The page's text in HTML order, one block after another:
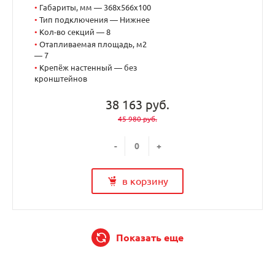
• Габариты, мм — 368x566x100
• Тип подключения — Нижнее
• Кол-во секций — 8
• Отапливаемая площадь, м2
— 7
• Крепёж настенный — без
кронштейнов
38 163 руб.
45 980 руб.
- +
в корзину
Показать еще